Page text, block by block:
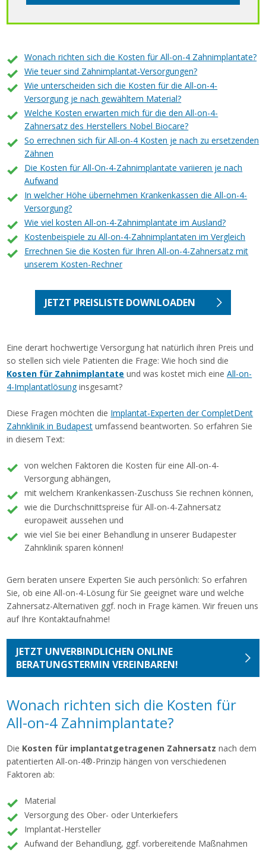
Wonach richten sich die Kosten für All-on-4 Zahnimplantate?
Wie teuer sind Zahnimplantat-Versorgungen?
Wie unterscheiden sich die Kosten für die All-on-4-
Versorgung je nach gewähltem Material?
Welche Kosten erwarten mich für die den All-on-4-
Zahnersatz des Herstellers Nobel Biocare?
So errechnen sich für All-on-4 Kosten je nach zu ersetzenden
Zähnen
Die Kosten für All-On-4-Zahnimplantate variieren je nach
Aufwand
In welcher Höhe übernehmen Krankenkassen die All-on-4-
Versorgung?
Wie viel kosten All-on-4-Zahnimplantate im Ausland?
Kostenbeispiele zu All-on-4-Zahnimplantaten im Vergleich
Errechnen Sie die Kosten für Ihren All-on-4-Zahnersatz mit
unserem Kosten-Rechner
JETZT PREISLISTE DOWNLOADEN
Eine derart hochwertige Versorgung hat natürlich ihren Preis und
so stellen sich viele Patienten die Frage: Wie hoch sind die
Kosten für Zahnimplantate und was kostet mich eineAll-on-
4-Implantatlösunginsgesamt?
Diese Fragen möchten die Implantat-Experten der CompletDent
Zahnklinik in Budapest umfassend beantworten. So erfahren Sie
in diesem Text:
von welchen Faktoren die Kosten für eine All-on-4-
Versorgung abhängen,
mit welchem Krankenkassen-Zuschuss Sie rechnen können,
wie die Durchschnittspreise für All-on-4-Zahnersatz
europaweit aussehen und
wie viel Sie bei einer Behandlung in unserer Budapester
Zahnklinik sparen können!
Gern beraten unsere Experten Sie auch persönlich: So erfahren
Sie, ob eine All-on-4-Lösung für Sie geeignet wäre und welche
Zahnersatz-Alternativen ggf. noch in Frage kämen. Wir freuen uns
auf Ihre Kontaktaufnahme!
JETZT UNVERBINDLICHEN ONLINE
BERATUNGSTERMIN VEREINBAREN!
Wonach richten sich die Kosten für
All-on-4 Zahnimplantate?
Die Kosten für implantatgetragenen Zahnersatz nach dem
patentierten All-on-4®-Prinzip hängen von verschiedenen
Faktoren ab:
Material
Versorgung des Ober- oder Unterkiefers
Implantat-Hersteller
Aufwand der Behandlung, ggf. vorbereitende Maßnahmen